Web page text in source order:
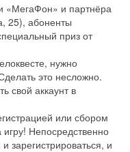
«МегаФон» и партнёра
25), абоненты
приз от
нужно
это несложно.
свой аккаунт в
или сбором
Непосредственно
зарегистрироваться, и